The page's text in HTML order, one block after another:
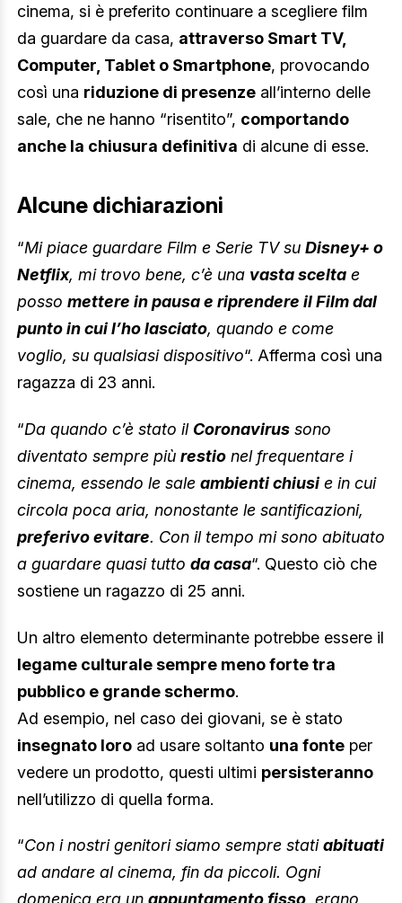
cinema, si è preferito continuare a scegliere film
da guardare da casa, attraverso Smart TV,
Computer, Tablet o Smartphone, provocando
così una riduzione di presenze all’interno delle
sale, che ne hanno “risentito”, comportando
anche la chiusura definitiva di alcune di esse.
Alcune dichiarazioni
“Mi piace guardare Film e Serie TV su Disney+ o
Netflix, mi trovo bene, c’è una vasta scelta e
posso mettere in pausa e riprendere il Film dal
punto in cui l’ho lasciato, quando e come
voglio, su qualsiasi dispositivo“. Afferma così una
ragazza di 23 anni.
“Da quando c’è stato il Coronavirus sono
diventato sempre più restio nel frequentare i
cinema, essendo le sale ambienti chiusi e in cui
circola poca aria, nonostante le santificazioni,
preferivo evitare. Con il tempo mi sono abituato
a guardare quasi tutto da casa“. Questo ciò che
sostiene un ragazzo di 25 anni.
Un altro elemento determinante potrebbe essere il
legame culturale sempre meno forte tra
pubblico e grande schermo.
Ad esempio, nel caso dei giovani, se è stato
insegnato loro ad usare soltanto una fonte per
vedere un prodotto, questi ultimi persisteranno
nell’utilizzo di quella forma.
“Con i nostri genitori siamo sempre statiabituati
ad andare al cinema, fin da piccoli. Ogni
domenica era un appuntamento fisso , erano